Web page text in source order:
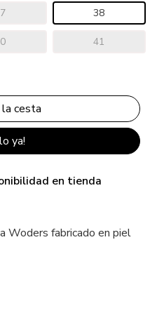
38
41
ya!
en tienda
Woders fabricado en piel